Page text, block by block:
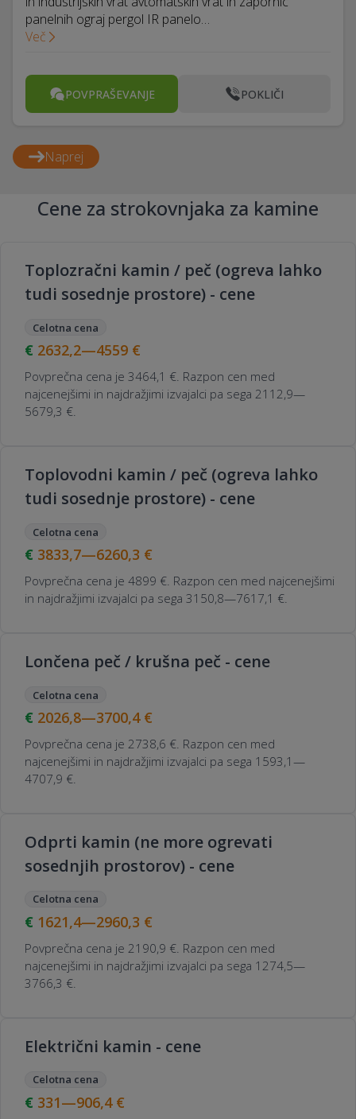
panelnih ograj pergol IR panelo…
Več
POVPRAŠEVANJE POKLIČI
Naprej
Cene za strokovnjaka za kamine
Toplozračni kamin / peč (ogreva lahko
tudi sosednje prostore) - cene
Celotna cena
2632,2—4559 €
Povprečna cena je 3464,1 €. Razpon cen med
najcenejšimi in najdražjimi izvajalci pa sega 2112,9—
5679,3 €.
Toplovodni kamin / peč (ogreva lahko
tudi sosednje prostore) - cene
Celotna cena
3833,7—6260,3 €
Povprečna cena je 4899 €. Razpon cen med najcenejšimi
in najdražjimi izvajalci pa sega 3150,8—7617,1 €.
Lončena peč / krušna peč - cene
Celotna cena
2026,8—3700,4 €
Povprečna cena je 2738,6 €. Razpon cen med
najcenejšimi in najdražjimi izvajalci pa sega 1593,1—
4707,9 €.
Odprti kamin (ne more ogrevati
sosednjih prostorov) - cene
Celotna cena
1621,4—2960,3 €
Povprečna cena je 2190,9 €. Razpon cen med
najcenejšimi in najdražjimi izvajalci pa sega 1274,5—
3766,3 €.
Električni kamin - cene
Celotna cena
331—906,4 €